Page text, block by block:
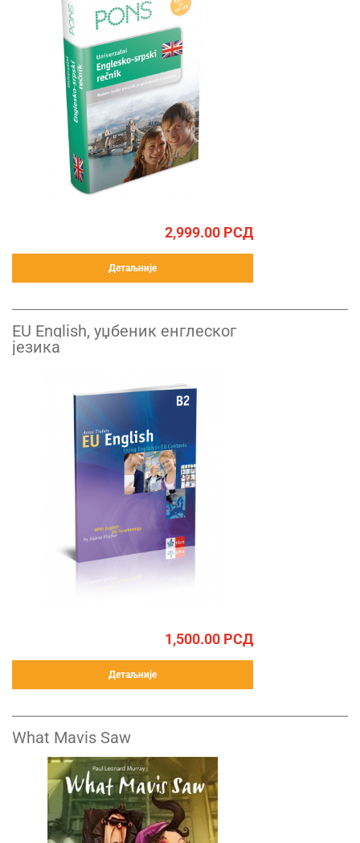
2,999.00 РСД
Детаљније
EU English, уџбеник енглеског
језика
1,500.00 РСД
Детаљније
What Mavis Saw